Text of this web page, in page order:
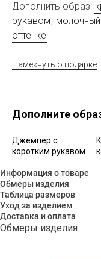
Дополнить образ:
рукавом, молочный
оттенке
Намекнуть о подарке
Дополните
Джемпер с
коротким рукавом
Информация о товаре
Обмеры изделия
Таблица размеров
Уход за изделием
Доставка и оплата
Обмеры изделия